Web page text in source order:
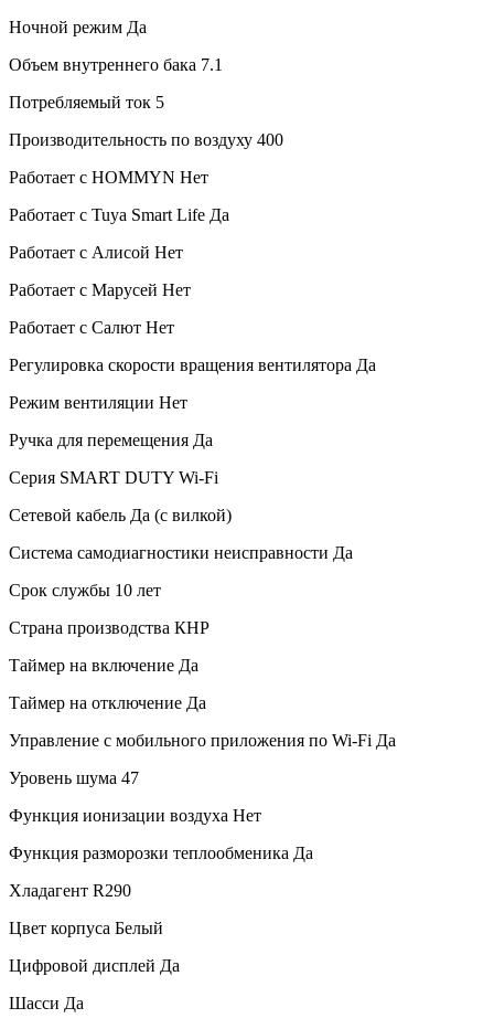
Ночной режим Да
Объем внутреннего бака 7.1
Потребляемый ток 5
Производительность по воздуху 400
Работает с HOMMYN Нет
Работает с Tuya Smart Life Да
Работает с Алисой Нет
Работает с Марусей Нет
Работает с Салют Нет
Регулировка скорости вращения вентилятора Да
Режим вентиляции Нет
Ручка для перемещения Да
Серия SMART DUTY Wi-Fi
Сетевой кабель Да (с вилкой)
Система самодиагностики неисправности Да
Срок службы 10 лет
Страна производства КНР
Таймер на включение Да
Таймер на отключение Да
Управление c мобильного приложения по Wi-Fi Да
Уровень шума 47
Функция ионизации воздуха Нет
Функция разморозки теплообменика Да
Хладагент R290
Цвет корпуса Белый
Цифровой дисплей Да
Шасси Да